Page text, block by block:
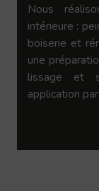
Nous
intérieure :
boiserie et
une
lissage et
application